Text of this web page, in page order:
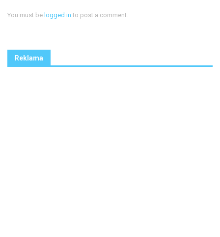
You must be logged in to post a comment.
Reklama